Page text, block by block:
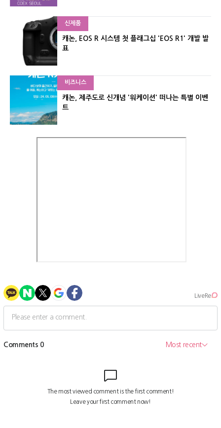
신제품
캐논, EOS R 시스템 첫 플래그십 'EOS R1' 개발 발
표
비즈니스
캐논, 제주도로 신개념 '워케이션' 떠나는 특별 이벤
트